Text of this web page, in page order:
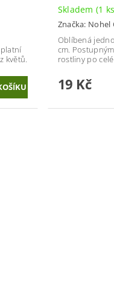
květů.
Skladem(1
Značka: Nohel
Oblíbená
cm.
rostliny po celé
19 Kč